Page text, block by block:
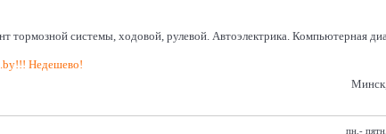
системы, ходовой, рулевой. Автоэлектрика. Компьютерная
Недешево!
пн.-